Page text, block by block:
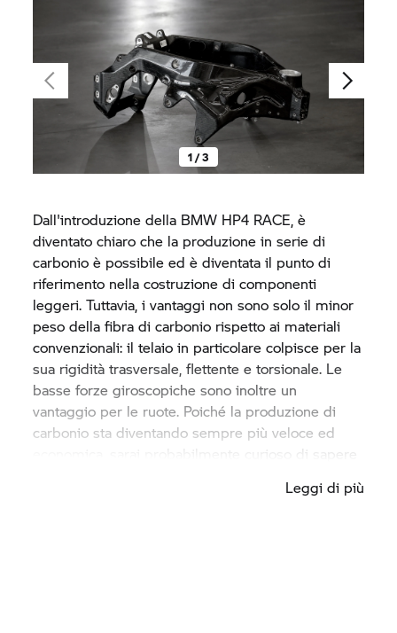
1 / 3
Dall'introduzione della BMW HP4 RACE, è
diventato chiaro che la produzione in serie di
carbonio è possibile ed è diventata il punto di
riferimento nella costruzione di componenti
leggeri. Tuttavia, i vantaggi non sono solo il minor
peso della fibra di carbonio rispetto ai materiali
convenzionali: il telaio in particolare colpisce per la
sua rigidità trasversale, flettente e torsionale. Le
basse forze giroscopiche sono inoltre un
vantaggio per le ruote. Poiché la produzione di
carbonio sta diventando sempre più veloce ed
economica, sarai probabilmente curioso di sapere
in futuro. Fino alLeggi di più